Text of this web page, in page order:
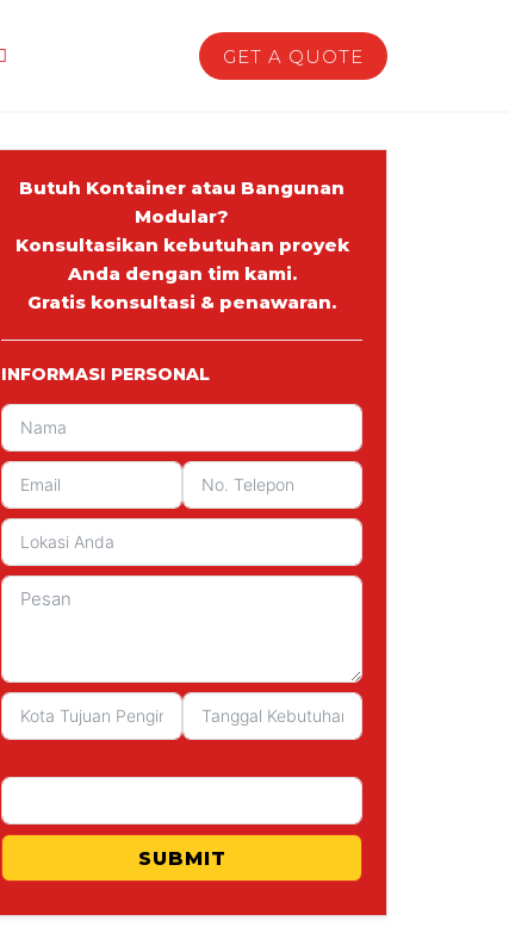
GET A QUOTE
Butuh Kontainer atau Bangunan
Modular?
Konsultasikan kebutuhan proyek
Anda dengan tim kami.
Gratis konsultasi & penawaran.
INFORMASI PERSONAL
SUBMIT